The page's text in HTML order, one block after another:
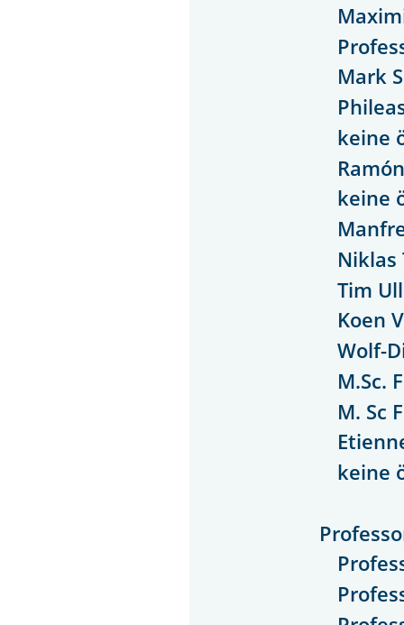
Mark
keine
keine
Niklas
Tim
Koen
Wolf-
M.Sc.
M. Sc
keine